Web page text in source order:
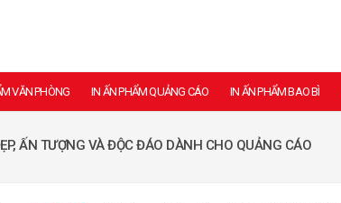
VĂN PHÒNG IN ẤN PHẨM QUẢNG CÁO IN ẤN PHẨM BAO BÌ
ẤN TƯỢNG VÀ ĐỘC ĐÁO DÀNH CHO QUẢNG CÁO